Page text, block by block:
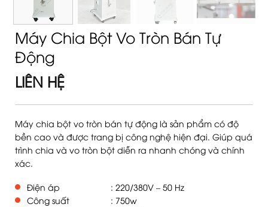
Máy Chia Bột Vo Tròn Bán Tự
Động
LIÊN HỆ
Máy chia bột vo tròn bán tự động là sản phẩm có độ
bền cao và được trang bị công nghệ hiện đại. Giúp quá
trình chia và vo tròn bột diễn ra nhanh chóng và chính
xác.
Điện áp
: 220/380V – 50 Hz
Công suất
: 750w